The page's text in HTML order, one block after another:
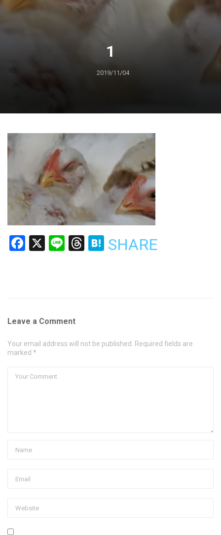
1
2019/11/04
Facebook
X LineThreads
Hatena
SHARE
Leave a Comment
Your email address will not be published. Required fields are
marked *